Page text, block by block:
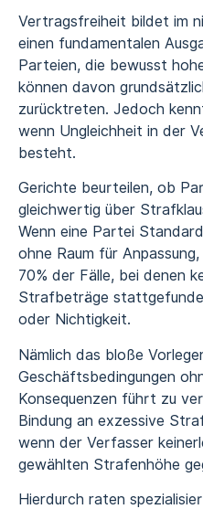
Vertragsfreiheit bildet im
einen fundamentalen
Parteien, die bewusst
können davon
zurücktreten. Jedoch
wenn Ungleichheit in der
besteht.
Gerichte beurteilen, ob
gleichwertig über
Wenn eine Partei
ohne Raum für
70% der Fälle, bei denen
Strafbeträge
oder Nichtigkeit.
Nämlich das bloße
Geschäftsbedingungen
Konsequenzen führt zu
Bindung an exzessive
wenn der Verfasser
gewählten Strafenhöhe
Hierdurch raten